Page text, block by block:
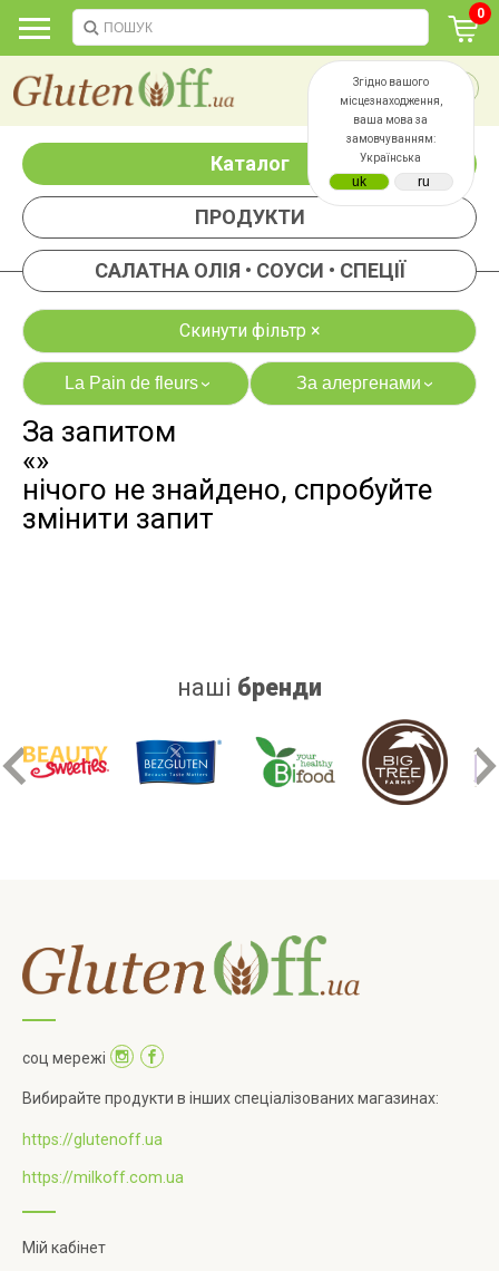
Згідно вашого
місцезнаходження,
ваша мова за
замовчуванням:
Українська
0
Каталог
ПРОДУКТИ
САЛАТНА ОЛІЯ • СОУСИ • СПЕЦІЇ
Скинути фільтр ×
La Pain de fleurs› За алергенами›
яєць
дріжджів
За запитом
«»
нічого не знайдено, спробуйте
змінити запит
наші бренди
соц мережі
Вибирайте продукти в інших спеціалізованих магазинах:
https://glutenoff.ua
https://milkoff.com.ua
Мій кабінет